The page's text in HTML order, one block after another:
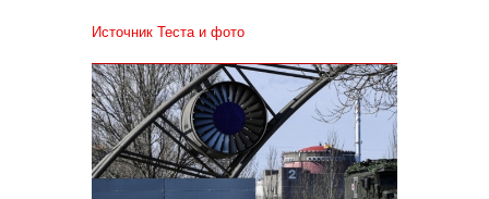
Источник Теста и фото